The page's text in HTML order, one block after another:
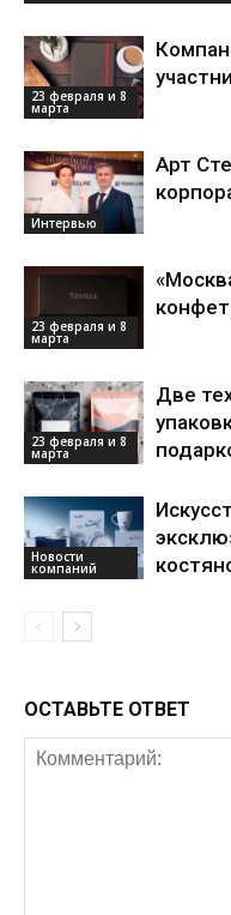
23 февраля и 8
марта
Интервью
Арт
23 февраля и 8
марта
23 февраля и 8
марта
Две
Новости
компаний
ОСТАВЬТЕ ОТВЕТ